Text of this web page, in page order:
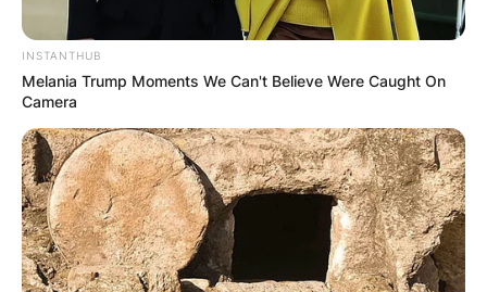
INSTANTHUB
Melania Trump Moments We Can't Believe Were Caught On
Camera